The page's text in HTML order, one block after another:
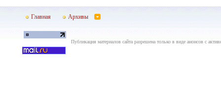
Главная Архивы
Публикация материалов сайта разрешена только в виде анонсов с